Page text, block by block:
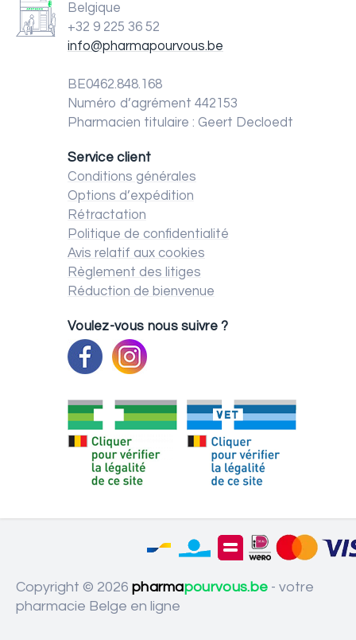
Belgique
+32 9 225 36 52
info@pharmapourvous.be
BE0462.848.168
Numéro d’agrément 442153
Pharmacien titulaire : Geert Decloedt
Service client
Conditions générales
Options d’expédition
Rétractation
Politique de confidentialité
Avis relatif aux cookies
Règlement des litiges
Réduction de bienvenue
Voulez-vous nous suivre ?
Copyright © 2026 pharmapourvous.be - votre
pharmacie Belge en ligne